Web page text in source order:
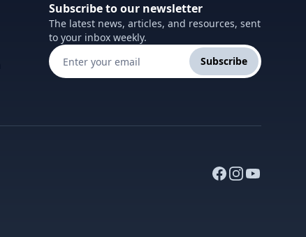
Subscribe to our newsletter
The latest news, articles, and resources, sent
to your inbox weekly.
Subscribe